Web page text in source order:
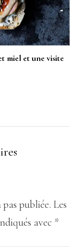
miel et une visite
publiée. Les
avec *